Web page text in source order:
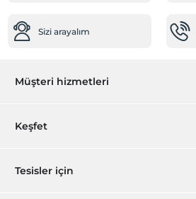
Sizi arayalım
Müşteri hizmetleri
Rezervasyon yönet
Keşfet
Hediye Kart
Tesisler için